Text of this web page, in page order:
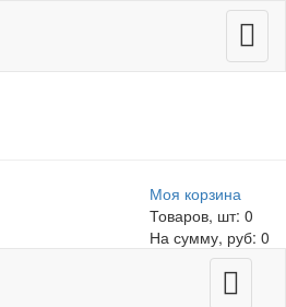
Меню
Моя корзина
Товаров, шт: 0
На сумму, руб: 0
Меню